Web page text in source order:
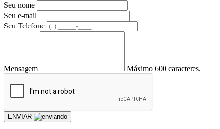
Seu nome
Seu e-mail
Seu Telefone
Mensagem Máximo 600 caracteres.
ENVIAR